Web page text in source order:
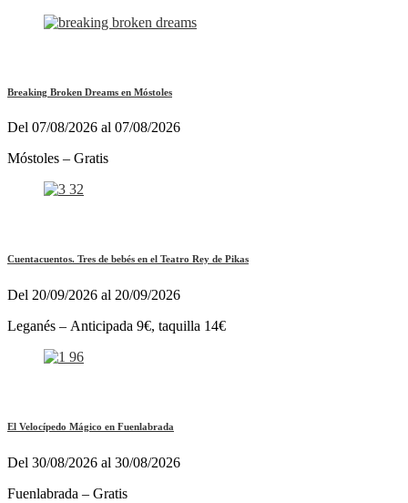
Breaking Broken Dreams en Móstoles
Del 07/08/2026 al 07/08/2026
Móstoles – Gratis
Cuentacuentos. Tres de bebés en el Teatro Rey de Pikas
Del 20/09/2026 al 20/09/2026
Leganés – Anticipada 9€, taquilla 14€
El Velocípedo Mágico en Fuenlabrada
Del 30/08/2026 al 30/08/2026
Fuenlabrada – Gratis